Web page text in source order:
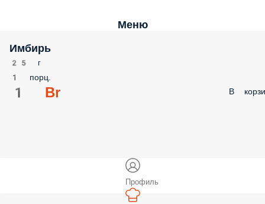
Меню
Имбирь
25 г
1 порц.
1 Br В
Профиль